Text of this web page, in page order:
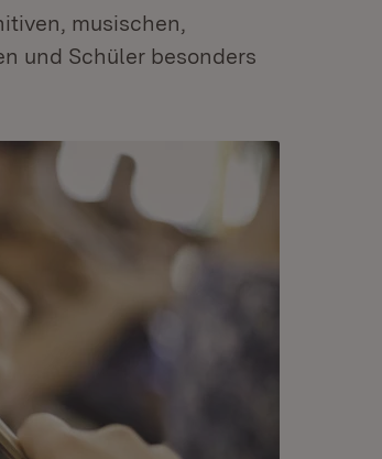
musischen,
und Schüler besonders